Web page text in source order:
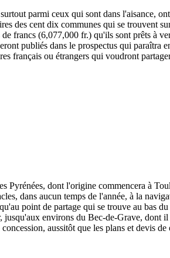
parmi ceux qui sont dans l'aisance,
des cent dix communes qui se trouvent
(6,077,000 fr.) qu'ils sont prêts à
publiés dans le prospectus qui
français ou étrangers qui voudront
Pyrénées, dont l'origine commencera à
dans aucun temps de l'année, à la
point de partage qui se trouve au bas
environs du Bec-de-Grave, dont
aussitôt que les plans et devis